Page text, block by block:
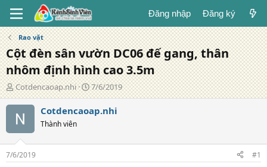
Đăng nhập Đăng ký
Rao vặt
Cột đèn sân vườn DC06 đế gang, thân
nhôm định hình cao 3.5m
T
á
c
g
ả
Cotdencaoap.nhi
N
g
à
g
7/6/2019
Cotdencaoap.nhi
Thành viên
7/6/2019 #1